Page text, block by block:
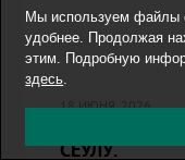
18 ИЮНЯ, 2026
ТРИ
СЕУЛУ.
Мы используем файлы
удобнее. Продолжая
этим. Подробную
здесь.